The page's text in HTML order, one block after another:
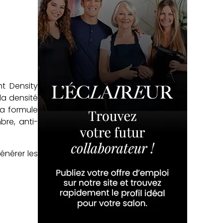
Density
densité
formule
anti-
les